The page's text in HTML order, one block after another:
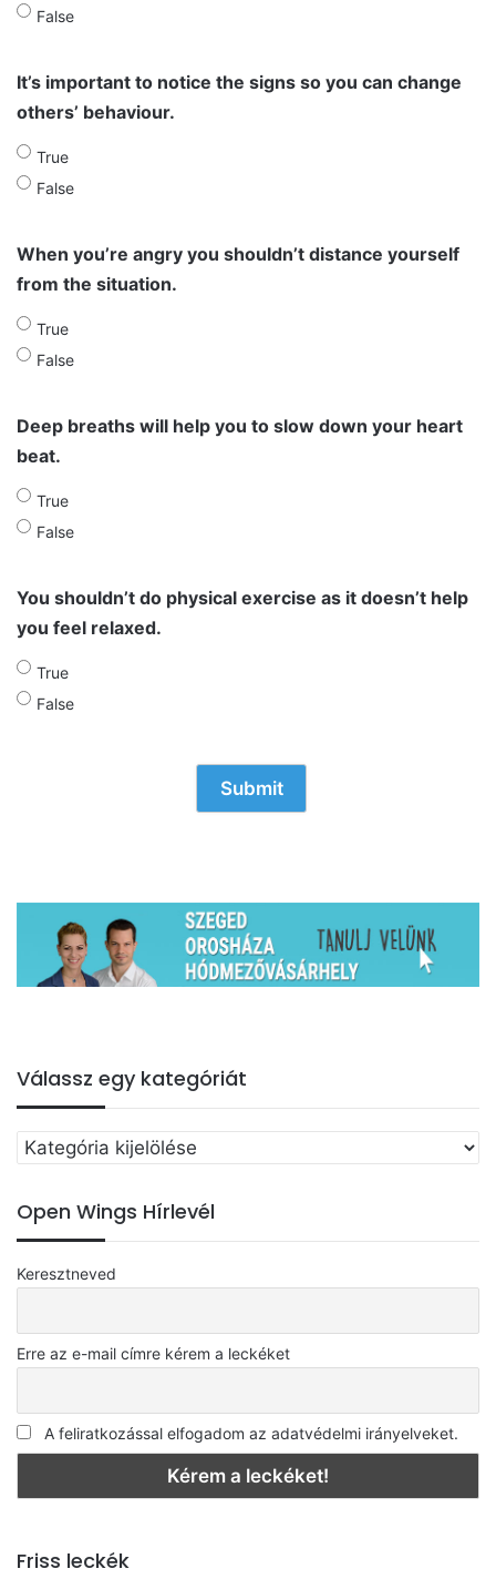
False
It’s important to notice the signs so you can change
others’ behaviour.
True
False
When you’re angry you shouldn’t distance yourself
from the situation.
True
False
Deep breaths will help you to slow down your heart
beat.
True
False
You shouldn’t do physical exercise as it doesn’t help
you feel relaxed.
True
False
Válassz egy kategóriát
Válassz
egy
Open Wings Hírlevél
Keresztneved
Erre az e-mail címre kérem a leckéket
A feliratkozással elfogadom az adatvédelmi irányelveket.
Friss leckék